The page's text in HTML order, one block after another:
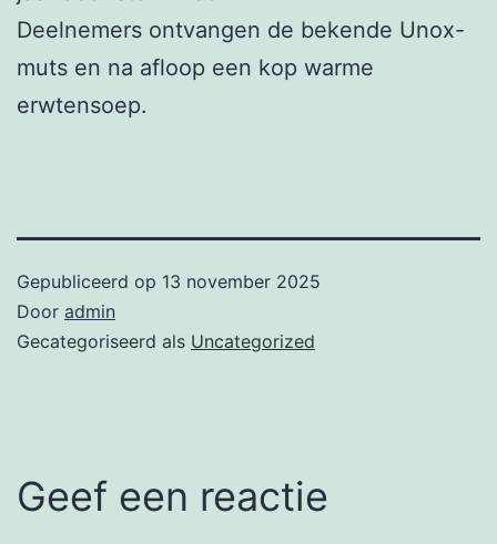
Deelnemers ontvangen de bekende Unox-
muts en na afloop een kop warme
erwtensoep.
Gepubliceerd op 13 november 2025
Door admin
Gecategoriseerd als Uncategorized
Geef een reactie